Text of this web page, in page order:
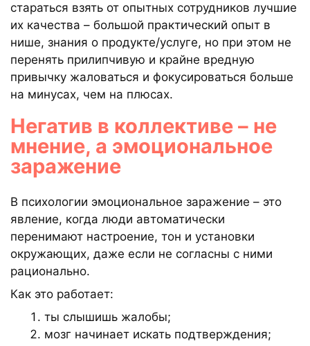
стараться взять от опытных сотрудников лучшие
их качества – большой практический опыт в
нише, знания о продукте/услуге, но при этом не
перенять прилипчивую и крайне вредную
привычку жаловаться и фокусироваться больше
на минусах, чем на плюсах.
Негатив в коллективе – не
мнение, а эмоциональное
заражение
В психологии эмоциональное заражение – это
явление, когда люди автоматически
перенимают настроение, тон и установки
окружающих, даже если не согласны с ними
рационально.
Как это работает:
ты слышишь жалобы;
мозг начинает искать подтверждения;